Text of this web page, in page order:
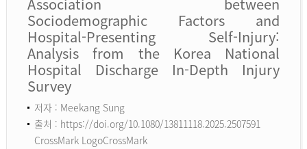
Sociodemographic Factors and
Hospital-Presenting Self-Injury:
Analysis from the Korea National
Hospital Discharge In-Depth Injury
Survey
저자 : Meekang Sung
출처 : https://doi.org/10.1080/13811118.2025.2507591
CrossMark LogoCrossMark